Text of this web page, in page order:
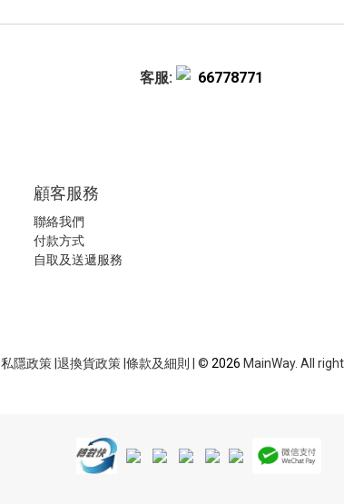
客服: 66778771
顧客服務
聯絡我們
付款方式
自取及送遞服務
私隱政策| 退換貨政策 條款及細則 | © 2026 MainWay. All